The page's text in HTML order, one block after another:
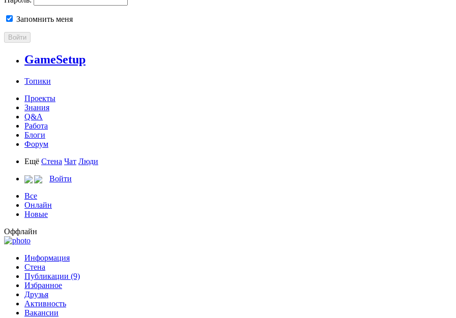
Запомнить меня
Войти
GameSetup
Топики
Проекты
Знания
Q&A
Работа
Блоги
Форум
Ещё Стена Чат Люди
Войти
Все
Онлайн
Новые
Оффлайн
Информация
Стена
Публикации (9)
Избранное
Друзья
Активность
Вакансии